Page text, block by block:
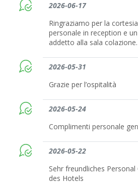
2026-06-17
Ringraziamo per la
personale in reception e
addetto alla sala colazione.
2026-05-31
Grazie per l’ospitalità
2026-05-24
Complimenti personale
2026-05-22
Sehr freundliches
des Hotels